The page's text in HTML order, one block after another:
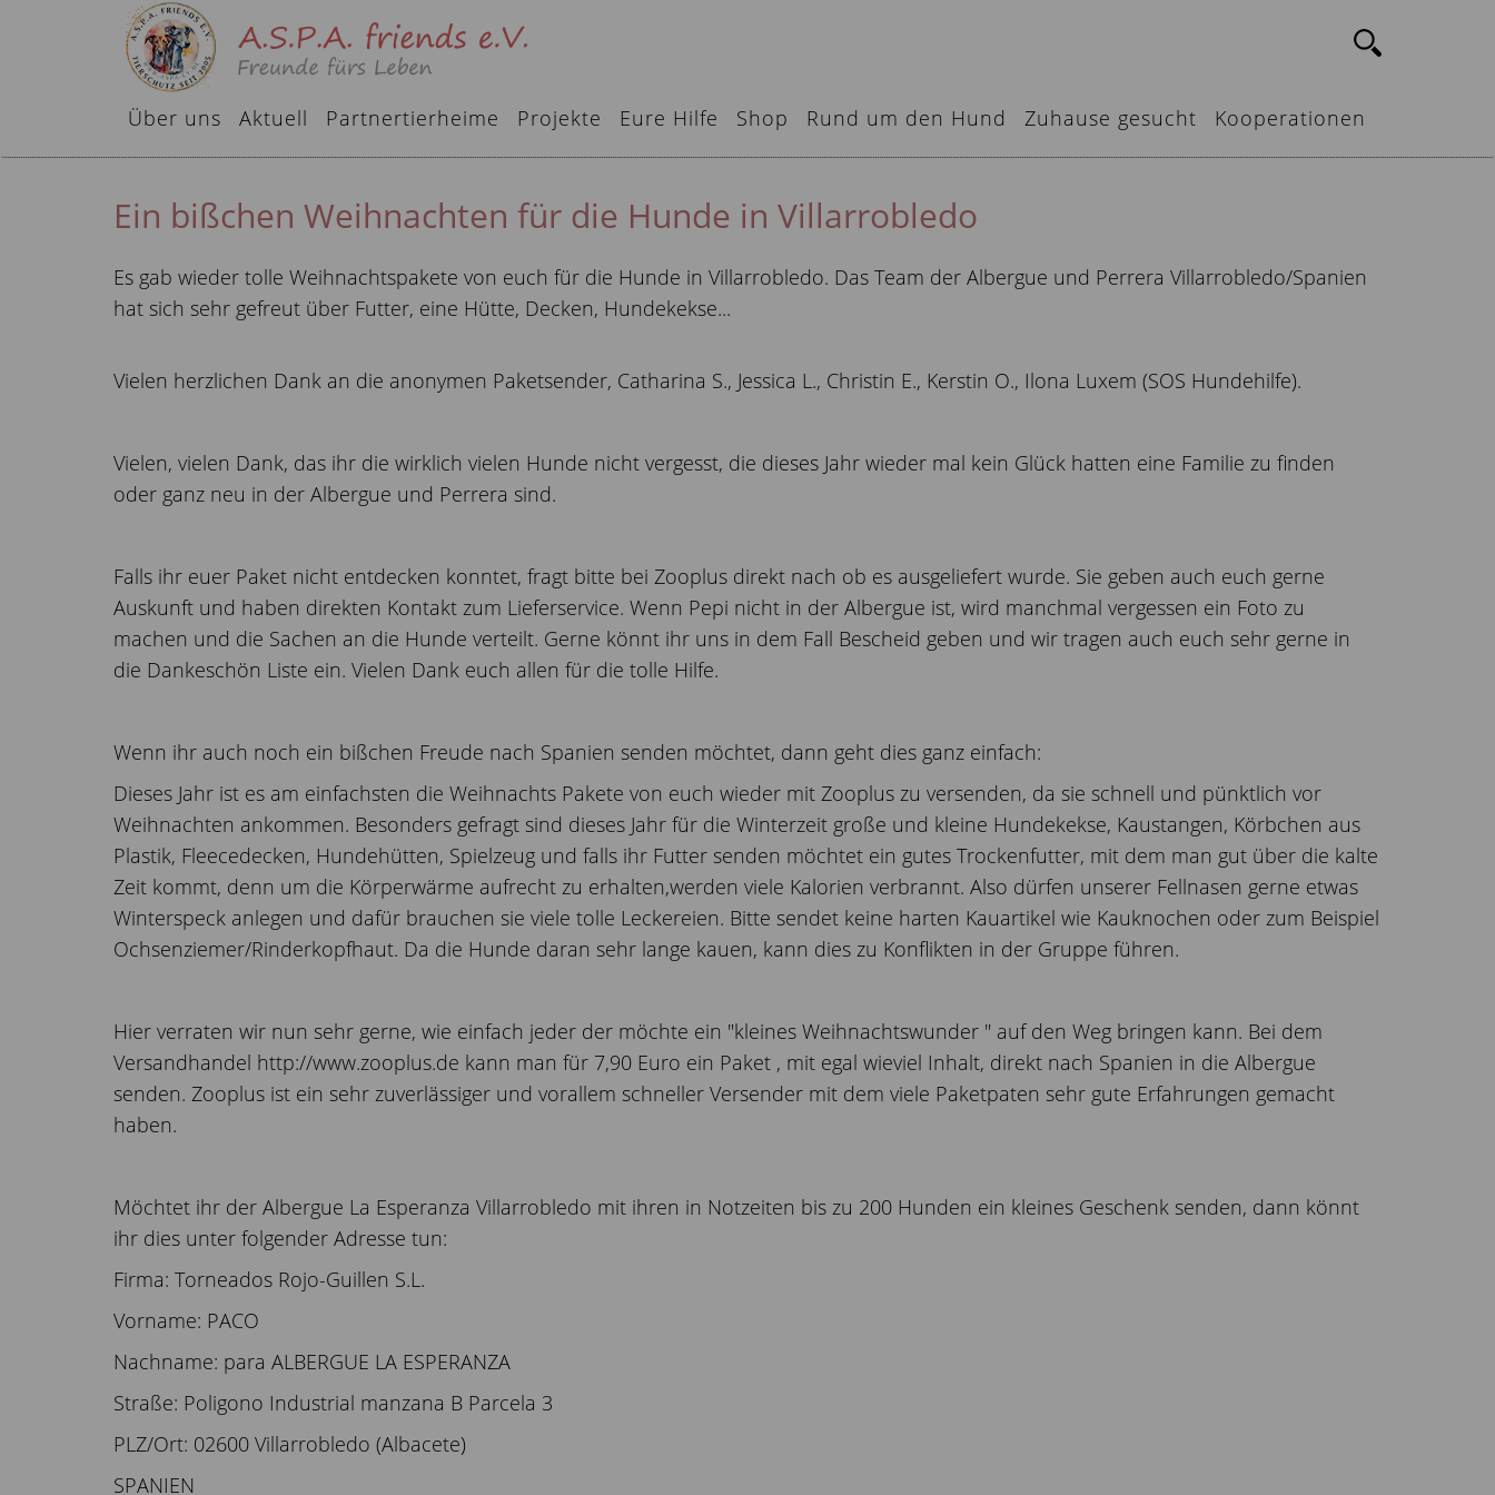
Über uns Aktuell Partnertierheime Projekte Eure Hilfe Shop Rund um den Hund Zuhause gesucht Kooperationen
Ein bißchen Weihnachten für die Hunde in Villarrobledo
Es gab wieder tolle Weihnachtspakete von euch für die Hunde in Villarrobledo. Das Team der Albergue und Perrera Villarrobledo/Spanien
hat sich sehr gefreut über Futter, eine Hütte, Decken, Hundekekse...
Vielen herzlichen Dank an die anonymen Paketsender, Catharina S., Jessica L., Christin E., Kerstin O., Ilona Luxem (SOS Hundehilfe).
Vielen, vielen Dank, das ihr die wirklich vielen Hunde nicht vergesst, die dieses Jahr wieder mal kein Glück hatten eine Familie zu finden
oder ganz neu in der Albergue und Perrera sind.
Falls ihr euer Paket nicht entdecken konntet, fragt bitte bei Zooplus direkt nach ob es ausgeliefert wurde. Sie geben auch euch gerne
Auskunft und haben direkten Kontakt zum Lieferservice. Wenn Pepi nicht in der Albergue ist, wird manchmal vergessen ein Foto zu
machen und die Sachen an die Hunde verteilt. Gerne könnt ihr uns in dem Fall Bescheid geben und wir tragen auch euch sehr gerne in
die Dankeschön Liste ein. Vielen Dank euch allen für die tolle Hilfe.
Wenn ihr auch noch ein bißchen Freude nach Spanien senden möchtet, dann geht dies ganz einfach:
Dieses Jahr ist es am einfachsten die Weihnachts Pakete von euch wieder mit Zooplus zu versenden, da sie schnell und pünktlich vor
Weihnachten ankommen. Besonders gefragt sind dieses Jahr für die Winterzeit große und kleine Hundekekse, Kaustangen, Körbchen aus
Plastik, Fleecedecken, Hundehütten, Spielzeug und falls ihr Futter senden möchtet ein gutes Trockenfutter, mit dem man gut über die kalte
Zeit kommt, denn um die Körperwärme aufrecht zu erhalten,werden viele Kalorien verbrannt. Also dürfen unserer Fellnasen gerne etwas
Winterspeck anlegen und dafür brauchen sie viele tolle Leckereien. Bitte sendet keine harten Kauartikel wie Kauknochen oder zum Beispiel
Ochsenziemer/Rinderkopfhaut. Da die Hunde daran sehr lange kauen, kann dies zu Konflikten in der Gruppe führen.
Hier verraten wir nun sehr gerne, wie einfach jeder der möchte ein "kleines Weihnachtswunder " auf den Weg bringen kann. Bei dem
Versandhandel http://www.zooplus.de kann man für 7,90 Euro ein Paket , mit egal wieviel Inhalt, direkt nach Spanien in die Albergue
senden. Zooplus ist ein sehr zuverlässiger und vorallem schneller Versender mit dem viele Paketpaten sehr gute Erfahrungen gemacht
haben.
Möchtet ihr der Albergue La Esperanza Villarrobledo mit ihren in Notzeiten bis zu 200 Hunden ein kleines Geschenk senden, dann könnt
ihr dies unter folgender Adresse tun:
Firma: Torneados Rojo-Guillen S.L.
Vorname: PACO
Nachname: para ALBERGUE LA ESPERANZA
Straße: Poligono Industrial manzana B Parcela 3
PLZ/Ort: 02600 Villarrobledo (Albacete)
SPANIEN